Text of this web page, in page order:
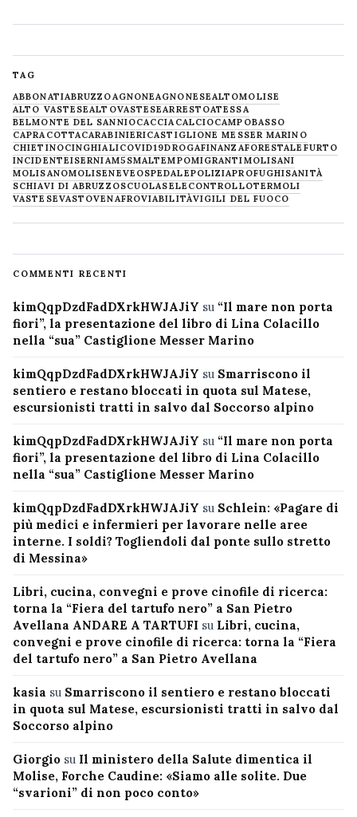
TAG
ABBONATIABRUZZOAGNONEAGNONESEALTOMOLISE
ALTO VASTESEALTOVASTESEARRESTOATESSA
BELMONTE DEL SANNIOCACCIACALCIOCAMPOBASSO
CAPRACOTTACARABINIERICASTIGLIONE MESSER MARINO
CHIETINOCINGHIALICOVID19DROGAFINANZAFORESTALE FURTO
INCIDENTEISERNIAM5SMALTEMPOMIGRANTIMOLISANI
MOLISANOMOLISENEVE OSPEDALEPOLIZIAPROFUGHISANITÀ
SCHIAVI DI ABRUZZOSCUOLASELECONTROLLOTERMOLI
VASTESEVASTOVENAFROVIABILITÀVIGILI DEL FUOCO
COMMENTI RECENTI
kimQqpDzdFadDXrkHWJAJiY su “Il mare non porta
fiori”, la presentazione del libro di Lina Colacillo
nella “sua” Castiglione Messer Marino
kimQqpDzdFadDXrkHWJAJiY su Smarriscono il
sentiero e restano bloccati in quota sul Matese,
escursionisti tratti in salvo dal Soccorso alpino
kimQqpDzdFadDXrkHWJAJiY su “Il mare non porta
fiori”, la presentazione del libro di Lina Colacillo
nella “sua” Castiglione Messer Marino
kimQqpDzdFadDXrkHWJAJiY su Schlein: «Pagare di
più medici e infermieri per lavorare nelle aree
interne. I soldi? Togliendoli dal ponte sullo stretto
di Messina»
Libri, cucina, convegni e prove cinofile di ricerca:
torna la “Fiera del tartufo nero” a San Pietro
Avellana ANDARE A TARTUFI su Libri, cucina,
convegni e prove cinofile di ricerca: torna la “Fiera
del tartufo nero” a San Pietro Avellana
kasia su Smarriscono il sentiero e restano bloccati
in quota sul Matese, escursionisti tratti in salvo dal
Soccorso alpino
Giorgio su Il ministero della Salute dimentica il
Molise, Forche Caudine: «Siamo alle solite. Due
“svarioni” di non poco conto»